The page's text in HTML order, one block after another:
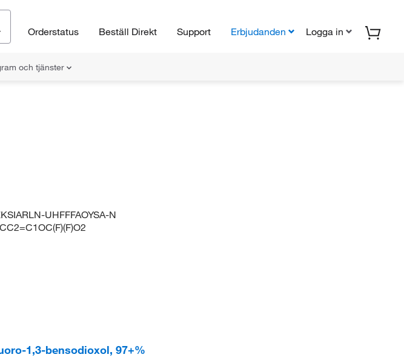
Orderstatus Beställ Direkt Support Erbjudanden Logga in
och tjänster
UHFFFAOYSA-N
1,3-bensodioxol, 97+%